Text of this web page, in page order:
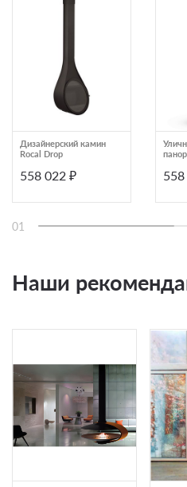
Дизайнерский камин
Rocal Drop
558 022 ₽
01
Наши